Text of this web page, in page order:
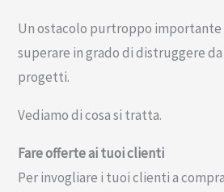
Un ostacolo purtroppo importante
superare in grado di distruggere
progetti.
Vediamo di cosa si tratta.
Fare offerte ai tuoi clienti
Per invogliare i tuoi clienti a